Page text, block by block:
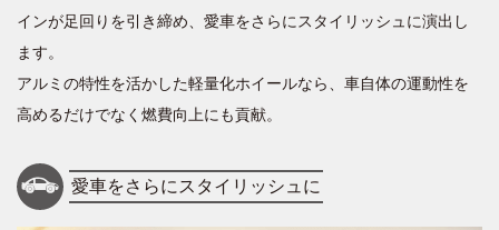
インが足回りを引き締め、愛車をさらにスタイリッシュに演出し
ます。
アルミの特性を活かした軽量化ホイールなら、車自体の運動性を
高めるだけでなく燃費向上にも貢献。
愛車をさらにスタイリッシュに